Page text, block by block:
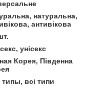
натуральна,
антивікова
унісекс
Корея, Південна
типы, всі типи